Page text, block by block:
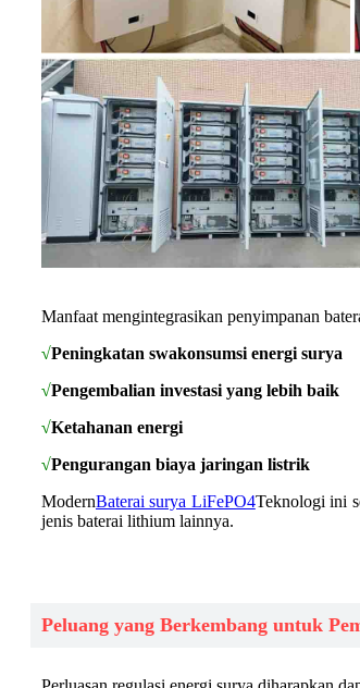
Manfaat mengintegrasikan penyimpanan
√Peningkatan swakonsumsi energi surya
√Pengembalian investasi yang lebih baik
√Ketahanan energi
√Pengurangan biaya jaringan listrik
ModernBaterai surya LiFePO4Teknologi ini
jenis baterai lithium lainnya.
Peluang yang Berkembang untuk